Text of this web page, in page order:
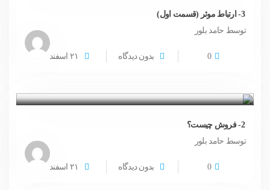
3- ارتباط موثر (قسمت اول)
توسط حامد بلور
0 بدون دیدگاه ۲۱ اسفند
2- فروش چیست؟
توسط حامد بلور
0 بدون دیدگاه ۲۱ اسفند